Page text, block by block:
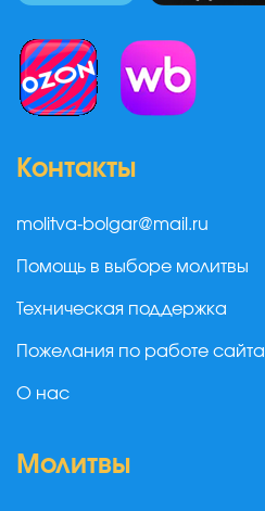
Контакты
molitva-bolgar@mail.ru
Помощь в выборе молитвы
Техническая поддержка
Пожелания по работе сайта
О нас
Молитвы